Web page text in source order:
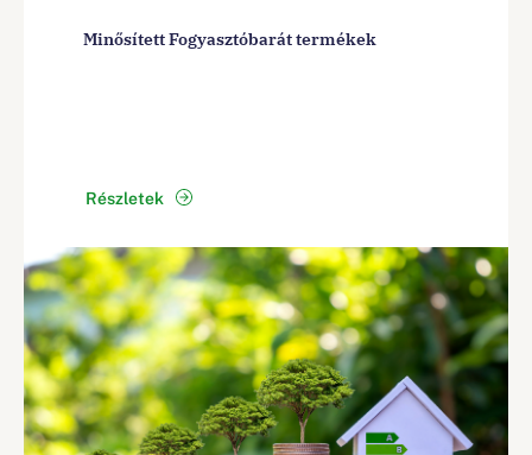
Minősített Fogyasztóbarát termékek
Részletek